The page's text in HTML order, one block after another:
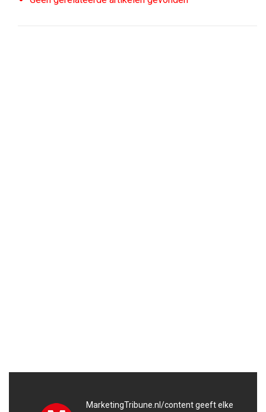
MarketingTribune.nl/content geeft elke